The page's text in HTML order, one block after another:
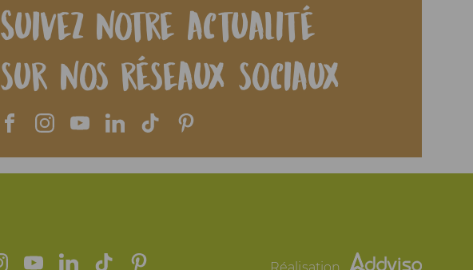
Suivez notre actualité
sur nos réseaux sociaux
Réalisation